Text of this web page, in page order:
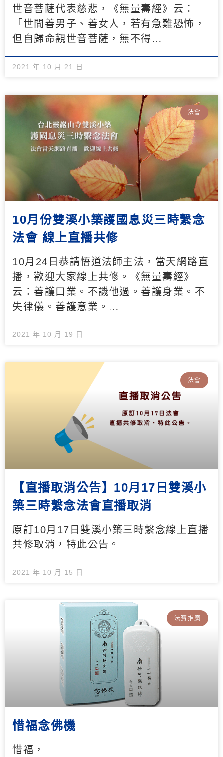
世音菩薩代表慈悲，《無量壽經》云：
「世間善男子、善女人，若有急難恐怖，
但自歸命觀世音菩薩，無不得…
2021 年 10 月 21 日
法會
10月份雙溪小築護國息災三時繫念
法會 線上直播共修
10月24日恭請悟道法師主法，當天網路直
播，歡迎大家線上共修。《無量壽經》
云：善護口業。不譏他過。善護身業。不
失律儀。善護意業。…
2021 年 10 月 19 日
法會
【直播取消公告】10月17日雙溪小
築三時繫念法會直播取消
原訂10月17日雙溪小築三時繫念線上直播
共修取消，特此公告。
2021 年 10 月 15 日
法寶推廣
惜福念佛機
惜福，